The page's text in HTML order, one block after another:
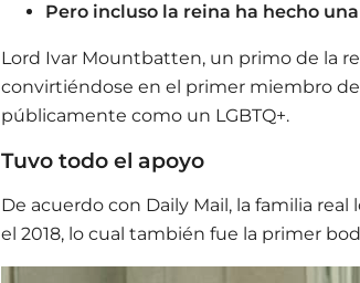
Pero incluso la reina ha hecho
Lord Ivar Mountbatten, un primo de la
convirtiéndose en el primer miembro
públicamente como un LGBTQ+.
Tuvo todo el apoyo
De acuerdo con Daily Mail, la familia real
el 2018, lo cual también fue la primer